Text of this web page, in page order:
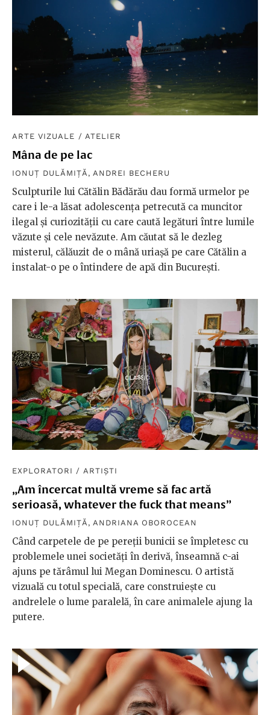
ARTE VIZUALE / ATELIER
Mâna de pe lac
IONUȚ DULĂMIȚĂ , ANDREI BECHERU
Sculpturile lui Cătălin Bădărău dau formă urmelor pe
care i le-a lăsat adolescența petrecută ca muncitor
ilegal și curiozității cu care caută legături între lumile
văzute și cele nevăzute. Am căutat să le dezleg
misterul, călăuzit de o mână uriaşă pe care Cătălin a
instalat-o pe o întindere de apă din Bucureşti.
EXPLORATORI / ARTIȘTI
„Am încercat multă vreme să fac artă
serioasă, whatever the fuck that means”
IONUȚ DULĂMIȚĂ , ANDRIANA OBOROCEAN
Când carpetele de pe pereţii bunicii se împletesc cu
problemele unei societăţi în derivă, înseamnă c-ai
ajuns pe tărâmul lui Megan Dominescu. O artistă
vizuală cu totul specială, care construieşte cu
andrelele o lume paralelă, în care animalele ajung la
putere.